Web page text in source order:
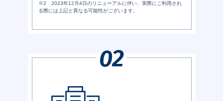
※2 2023年12月4日のリニューアルに伴い、実際にご利用され
る際には上記と異なる可能性がございます。